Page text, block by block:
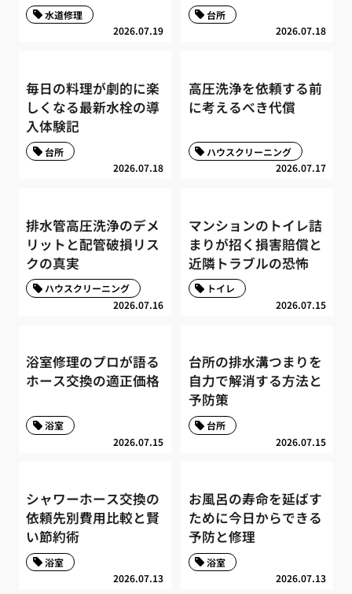
2026.07.19
水道修理
2026.07.18
台所
毎日の料理が劇的に楽
しくなる最新水栓の導
入体験記
2026.07.18
台所
高圧洗浄を依頼する前
に考えるべき代償
2026.07.17
ハウスクリーニング
排水管高圧洗浄のデメ
リットと配管破損リス
クの真実
2026.07.16
ハウスクリーニング
マンションのトイレ詰
まりが招く損害賠償と
近隣トラブルの恐怖
2026.07.15
トイレ
浴室修理のプロが語る
ホース交換の適正価格
2026.07.15
浴室
台所の排水溝つまりを
自力で解消する方法と
予防策
2026.07.15
台所
シャワーホース交換の
依頼先別費用比較と賢
い節約術
2026.07.13
浴室
お風呂の寿命を延ばす
ために今日からできる
予防と修理
2026.07.13
浴室